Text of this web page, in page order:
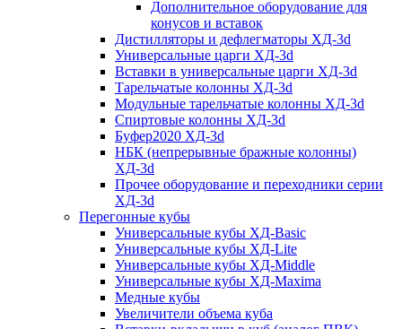
Дополнительное оборудование для
конусов и вставок
Дистилляторы и дефлегматоры ХД-3d
Универсальные царги ХД-3d
Вставки в универсальные царги ХД-3d
Тарельчатые колонны ХД-3d
Модульные тарельчатые колонны ХД-3d
Спиртовые колонны ХД-3d
Буфер2020 ХД-3d
НБК (непрерывные бражные колонны)
ХД-3d
Прочее оборудование и переходники серии
ХД-3d
Перегонные кубы
Универсальные кубы ХД-Basic
Универсальные кубы ХД-Lite
Универсальные кубы ХД-Middle
Универсальные кубы ХД-Maxima
Медные кубы
Увеличители объема куба